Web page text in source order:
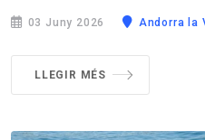
03 Juny 2026 Andorra la
LLEGIR MÉS